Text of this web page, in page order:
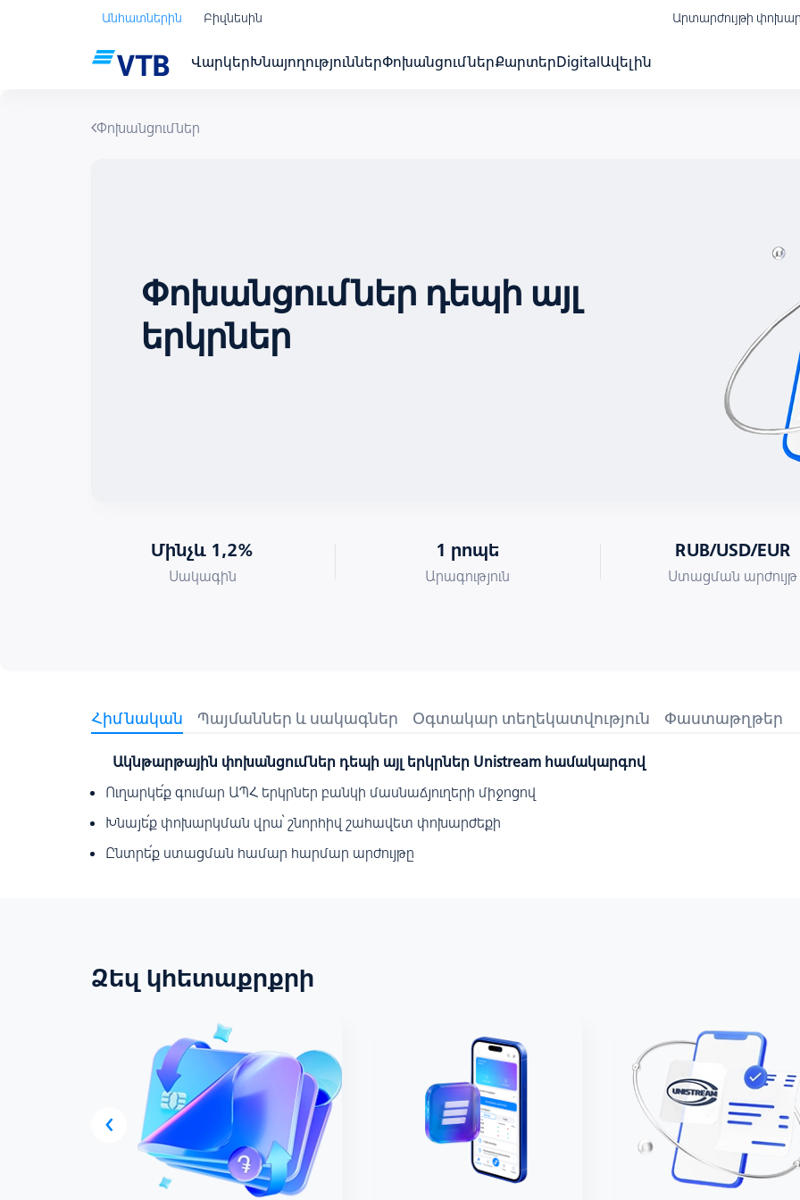
Անհատներին Բիզնեսին Արտարժույթի
ՎարկերԽնայողություններՓոխանցումներՔարտերDigitalԱվելին
Փոխանցումներ
Փոխանցումներ դեպի այլ
երկրներ
Մինչև 1,2%
Սակագին
1 րոպե
Արագություն
RUB/USD/EUR
Ստացման արժույթ
Հիմնական Պայմաններ և սակագներ Օգտակար տեղեկատվություն Փաստաթղթեր
Ակնթարթային փոխանցումներ դեպի այլ երկրներ Unistream համակարգով
Ուղարկե՛ք գումար ԱՊՀ երկրներ բանկի մասնաճյուղերի միջոցով
Խնայե՛ք փոխարկման վրա՝ շնորհիվ շահավետ փոխարժեքի
Ընտրե՛ք ստացման համար հարմար արժույթը
Ձեզ կհետաքրքրի
‹